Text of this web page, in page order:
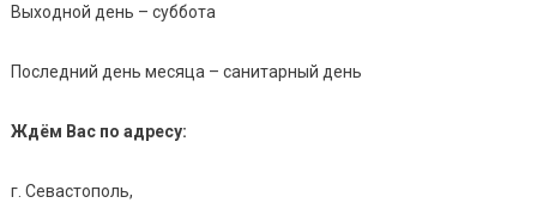
Выходной день – суббота
Последний день месяца – санитарный день
Ждём Вас по адресу:
г. Севастополь,